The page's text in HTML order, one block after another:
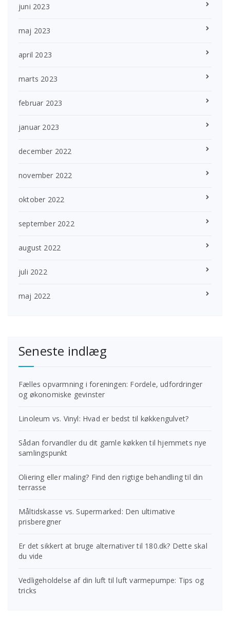
juni 2023
maj 2023
april 2023
marts 2023
februar 2023
januar 2023
december 2022
november 2022
oktober 2022
september 2022
august 2022
juli 2022
maj 2022
Seneste indlæg
Fælles opvarmning i foreningen: Fordele, udfordringer
og økonomiske gevinster
Linoleum vs. Vinyl: Hvad er bedst til køkkengulvet?
Sådan forvandler du dit gamle køkken til hjemmets nye
samlingspunkt
Oliering eller maling? Find den rigtige behandling til din
terrasse
Måltidskasse vs. Supermarked: Den ultimative
prisberegner
Er det sikkert at bruge alternativer til 180.dk? Dette skal
du vide
Vedligeholdelse af din luft til luft varmepumpe: Tips og
tricks